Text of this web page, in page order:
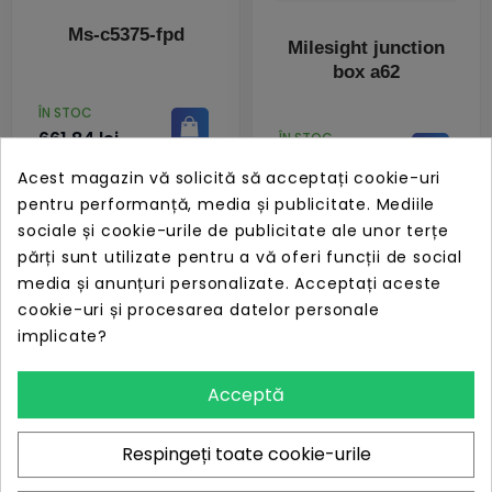
Ms-c5375-fpd
PRET
ÎN STOC
661,84 lei
Milesight junction
box a62
PRET
ÎN STOC
1.114,38 lei
Acest magazin vă solicită să acceptați cookie-uri
pentru performanță, media și publicitate. Mediile
sociale și cookie-urile de publicitate ale unor terțe
părți sunt utilizate pentru a vă oferi funcții de social
media și anunțuri personalizate. Acceptați aceste
cookie-uri și procesarea datelor personale
implicate?
Acceptă
Respingeți toate cookie-urile